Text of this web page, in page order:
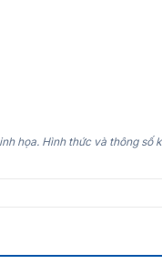
họa. Hình thức và thông số